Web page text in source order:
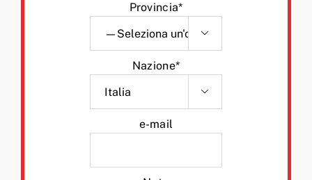
Provincia*

Nazione*

e-mail